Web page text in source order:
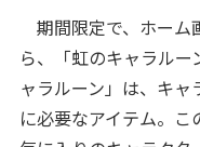
期間限定で、ホーム
ら、「虹のキャラル
ャラルーン」は、キャ
に必要なアイテム。